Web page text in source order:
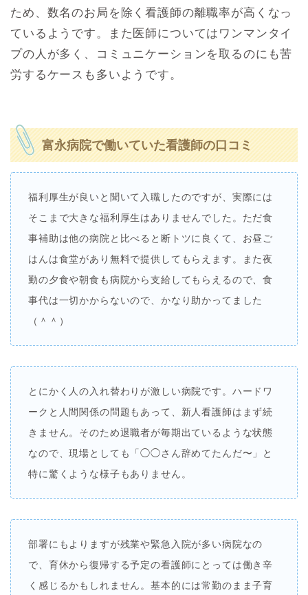
ため、数名のお局を除く看護師の離職率が高くなっ
ているようです。また医師についてはワンマンタイ
プの人が多く、コミュニケーションを取るのにも苦
労するケースも多いようです。
富永病院で働いていた看護師の口コミ
福利厚生が良いと聞いて入職したのですが、実際には
そこまで大きな福利厚生はありませんでした。ただ食
事補助は他の病院と比べると断トツに良くて、お昼ご
はんは食堂があり無料で提供してもらえます。また夜
勤の夕食や朝食も病院から支給してもらえるので、食
事代は一切かからないので、かなり助かってました
（＾＾）
とにかく人の入れ替わりが激しい病院です。ハードワ
ークと人間関係の問題もあって、新人看護師はまず続
きません。そのため退職者が毎期出ているような状態
なので、現場としても「◯◯さん辞めてたんだ〜」と
特に驚くような様子もありません。
部署にもよりますが残業や緊急入院が多い病院なの
で、育休から復帰する予定の看護師にとっては働き辛
く感じるかもしれません。基本的には常勤のまま子育